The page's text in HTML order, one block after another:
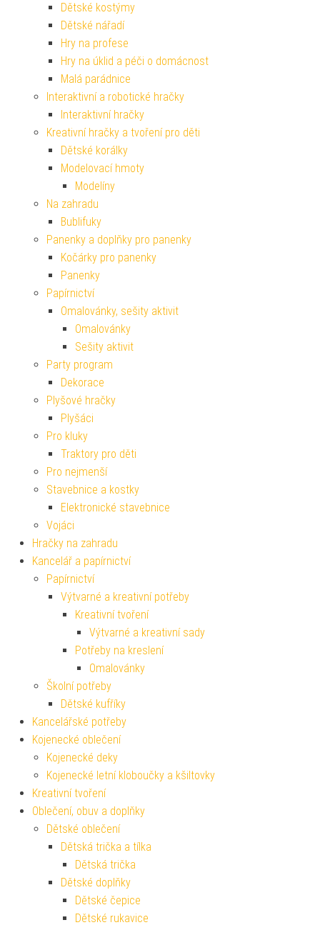
Dětské kostýmy
Dětské nářadí
Hry na profese
Hry na úklid a péči o domácnost
Malá parádnice
Interaktivní a robotické hračky
Interaktivní hračky
Kreativní hračky a tvoření pro děti
Dětské korálky
Modelovací hmoty
Modelíny
Na zahradu
Bublifuky
Panenky a doplňky pro panenky
Kočárky pro panenky
Panenky
Papírnictví
Omalovánky, sešity aktivit
Omalovánky
Sešity aktivit
Party program
Dekorace
Plyšové hračky
Plyšáci
Pro kluky
Traktory pro děti
Pro nejmenší
Stavebnice a kostky
Elektronické stavebnice
Vojáci
Hračky na zahradu
Kancelář a papírnictví
Papírnictví
Výtvarné a kreativní potřeby
Kreativní tvoření
Výtvarné a kreativní sady
Potřeby na kreslení
Omalovánky
Školní potřeby
Dětské kufříky
Kancelářské potřeby
Kojenecké oblečení
Kojenecké deky
Kojenecké letní kloboučky a kšiltovky
Kreativní tvoření
Oblečení, obuv a doplňky
Dětské oblečení
Dětská trička a tílka
Dětská trička
Dětské doplňky
Dětské čepice
Dětské rukavice